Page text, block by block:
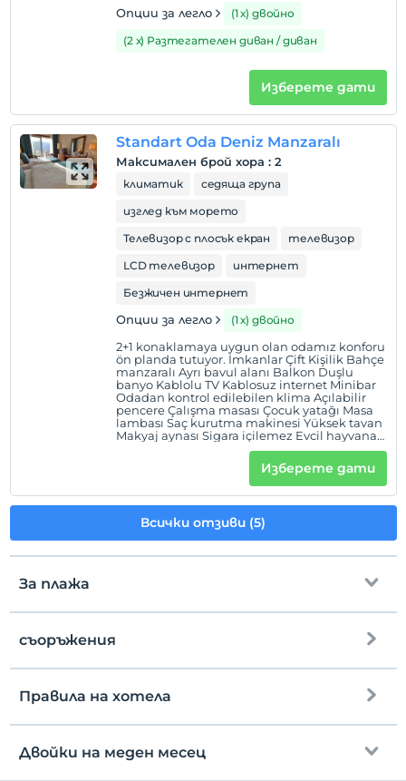
Опции за легло
(1 х) двойно
(2 х) Разтегателен диван / диван
Изберете дати
Standart Oda Deniz Manzaralı
Максимален брой хора : 2
климатик
седяща група
изглед към морето
Телевизор с плосък екран
телевизор
LCD телевизор
интернет
Безжичен интернет
Опции за легло (1 х) двойно
2+1 konaklamaya uygun olan odamız konforu
ön planda tutuyor. İmkanlar Çift Kişilik Bahçe
manzaralı Ayrı bavul alanı Balkon Duşlu
banyo Kablolu TV Kablosuz internet Minibar
Odadan kontrol edilebilen klima Açılabilir
pencere Çalışma masası Çocuk yatağı Masa
lambası Saç kurutma makinesi Yüksek tavan
Makyaj aynası Sigara içilemez Evcil hayvana
izin verilmez Özel banyo Duş 24 saat operator
Ücretsiz hijyen malzemeleri Nevresim takımı
Изберете дати
Всички отзиви (5)
За плажа
до плажа
съоръжения
Безплатно wifi
Правила на хотела
настаняване
След 14:00
Разгледайте
Двойки на меден месец